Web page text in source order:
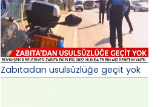
Zabıtadan usulsüzlüğe geçit yok